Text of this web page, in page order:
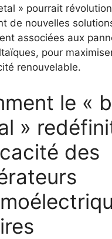
» pourrait
de nouvelles
associées aux
pour
renouvelable.
le «
»
des